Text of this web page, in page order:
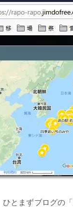
ひとまずブログの「